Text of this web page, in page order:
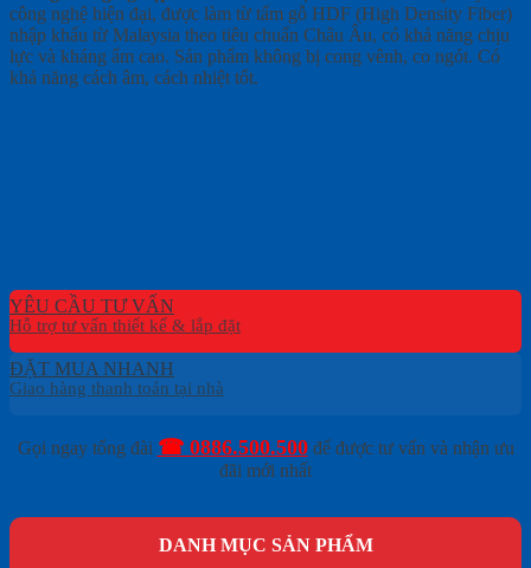
công nghệ hiện đại, được làm từ tấm gỗ HDF (High Density Fiber)
nhập khẩu từ Malaysia theo tiêu chuẩn Châu Âu, có khả năng chịu
lực và kháng ẩm cao. Sản phẩm không bị cong vênh, co ngót. Có
khả năng cách âm, cách nhiệt tốt.
YÊU CẦU TƯ VẤN
ĐẶT MUA NHANH
Gọi ngay tổng đài ☎ 0886.500.500để được tư vấn và nhận ưu
đãi mới nhất
DANH MỤC SẢN PHẨM